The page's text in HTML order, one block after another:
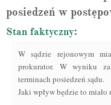
posiedzeń w
Stan faktyczny:
W sądzie rejonowym
prokurator. W wyniku
terminach posiedzeń sądu.
Jaki wpływ będzie to